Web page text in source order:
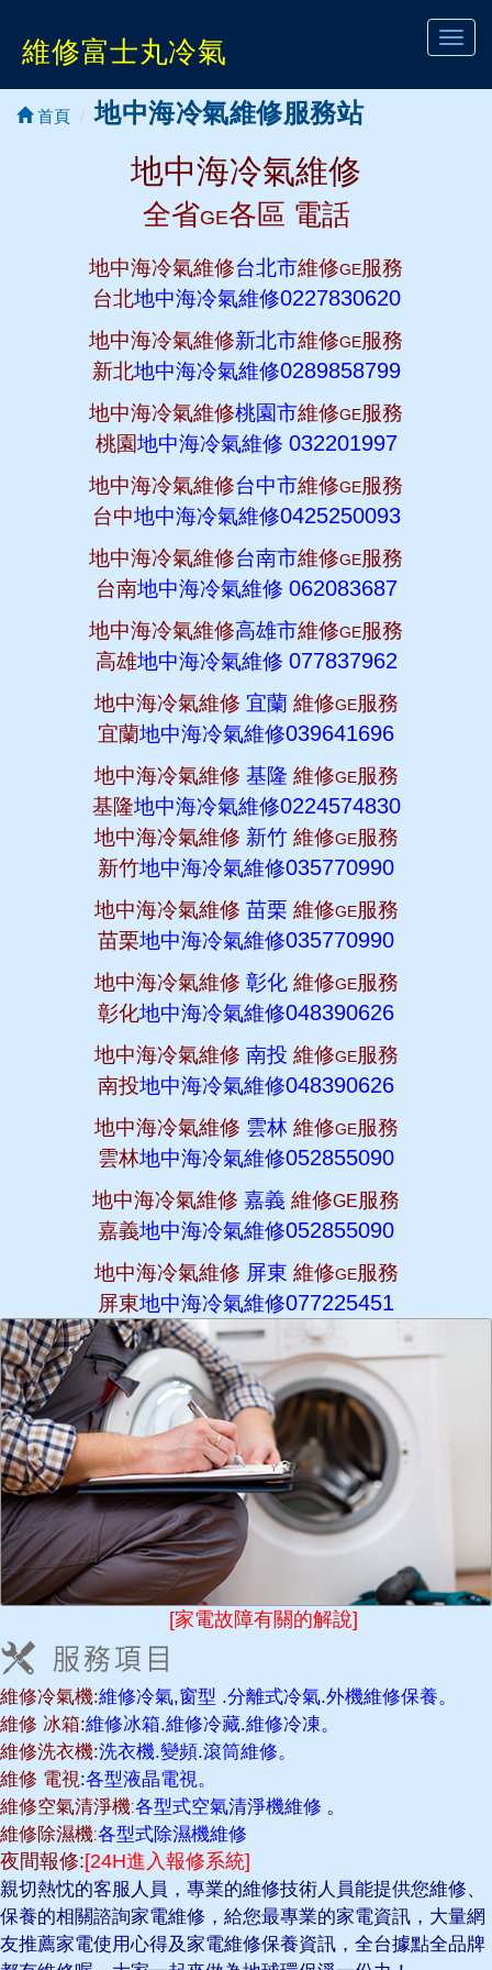
維修富士丸冷氣
首頁 地中海冷氣維修服務站
地中海冷氣維修
全省GE各區 電話
地中海冷氣維修台北市維修GE服務
台北地中海冷氣維修0227830620
地中海冷氣維修新北市維修GE服務
新北地中海冷氣維修0289858799
地中海冷氣維修桃園市維修GE服務
桃園地中海冷氣維修 032201997
地中海冷氣維修台中市維修GE服務
台中地中海冷氣維修0425250093
地中海冷氣維修台南市維修GE服務
台南地中海冷氣維修 062083687
地中海冷氣維修高雄市維修GE服務
高雄地中海冷氣維修 077837962
地中海冷氣維修 宜蘭 維修GE服務
宜蘭地中海冷氣維修039641696
地中海冷氣維修 基隆 維修GE服務
基隆地中海冷氣維修0224574830
地中海冷氣維修 新竹 維修GE服務
新竹地中海冷氣維修035770990
地中海冷氣維修 苗栗 維修GE服務
苗栗地中海冷氣維修035770990
地中海冷氣維修 彰化 維修GE服務
彰化地中海冷氣維修048390626
地中海冷氣維修 南投 維修GE服務
南投地中海冷氣維修048390626
地中海冷氣維修 雲林 維修GE服務
雲林地中海冷氣維修052855090
地中海冷氣維修 嘉義 維修GE服務
嘉義地中海冷氣維修052855090
地中海冷氣維修 屏東 維修GE服務
屏東地中海冷氣維修077225451
[家電故障有關的解說]
維修冷氣機:維修冷氣,窗型 .分離式冷氣.外機維修保養。
維修 冰箱:維修冰箱.維修冷藏.維修冷凍。
維修洗衣機:洗衣機.變頻.滾筒維修。
維修 電視:各型液晶電視。
維修空氣清淨機:各型式空氣清淨機維修 。
維修除濕機:各型式除濕機維修
夜間報修:[24H進入報修系統]
親切熱忱的客服人員，專業的維修技術人員能提供您維修、
保養的相關諮詢家電維修，給您最專業的家電資訊，大量網
友推薦家電使用心得及家電維修保養資訊，全台據點全品牌